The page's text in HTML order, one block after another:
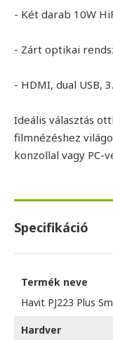
- Két darab 10W
- Zárt optikai
- HDMI, dual USB,
Ideális választás
filmnézéshez
konzollal vagy PC-
Specifikáció
Termék neve
Havit PJ223 Plus
Hardver